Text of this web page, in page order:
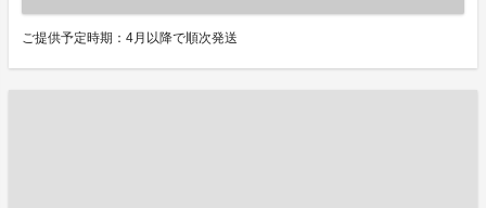
ご提供予定時期：4月以降で順次発送